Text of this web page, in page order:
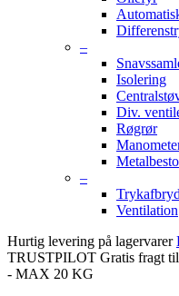
–
Isolering
Div.
Røgrør
–
Ventilation
Hurtig levering på lagervarer
TRUSTPILOT Gratis fragt
- MAX 20 KG